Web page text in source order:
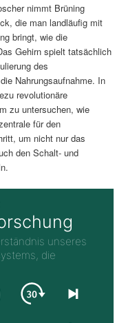
nimmt Brüning
die man landläufig mit
bringt, wie die
Gehirn spielt tatsächlich
des
Nahrungsaufnahme. In
revolutionäre
zu untersuchen, wie
für den
um nicht nur das
den Schalt- und